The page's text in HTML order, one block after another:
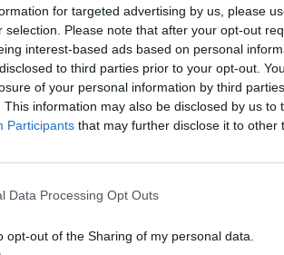
for targeted advertising by us, please
selection. Please note that after your opt-out
interest-based ads based on personal
to third parties prior to your opt-out.
of your personal information by third
This information may also be disclosed by us to
Participants that may further disclose it to other
Data Processing Opt Outs
opt-out of the Sharing of my personal data.
támogatásával
valósulhatott meg.
Európai Unió, a magyar és a
A fiatalok elvándorlására is kitért
segítségét nem emberáldozatban
hogy itt őrizzük a hitet, a
őseink létrehoztak és reánk